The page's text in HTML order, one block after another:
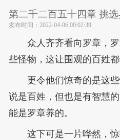
第二千二百五十四章 挑
发布时间： 2022-04-06 00:02:39
众人齐齐看向罗章，
些怪物，这让围观的百姓都
更令他们惊奇的是这
说是百姓，但也是有智慧
能是罗章养的。
这下可是一片哗然，惊